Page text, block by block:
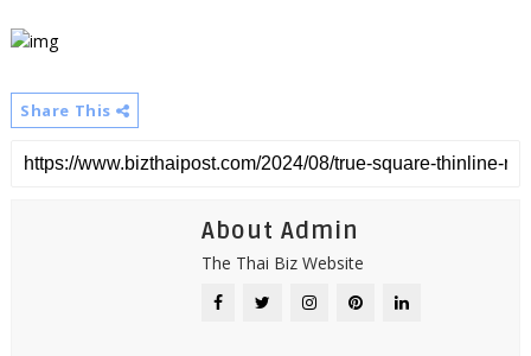
Share This
About Admin
The Thai Biz Website